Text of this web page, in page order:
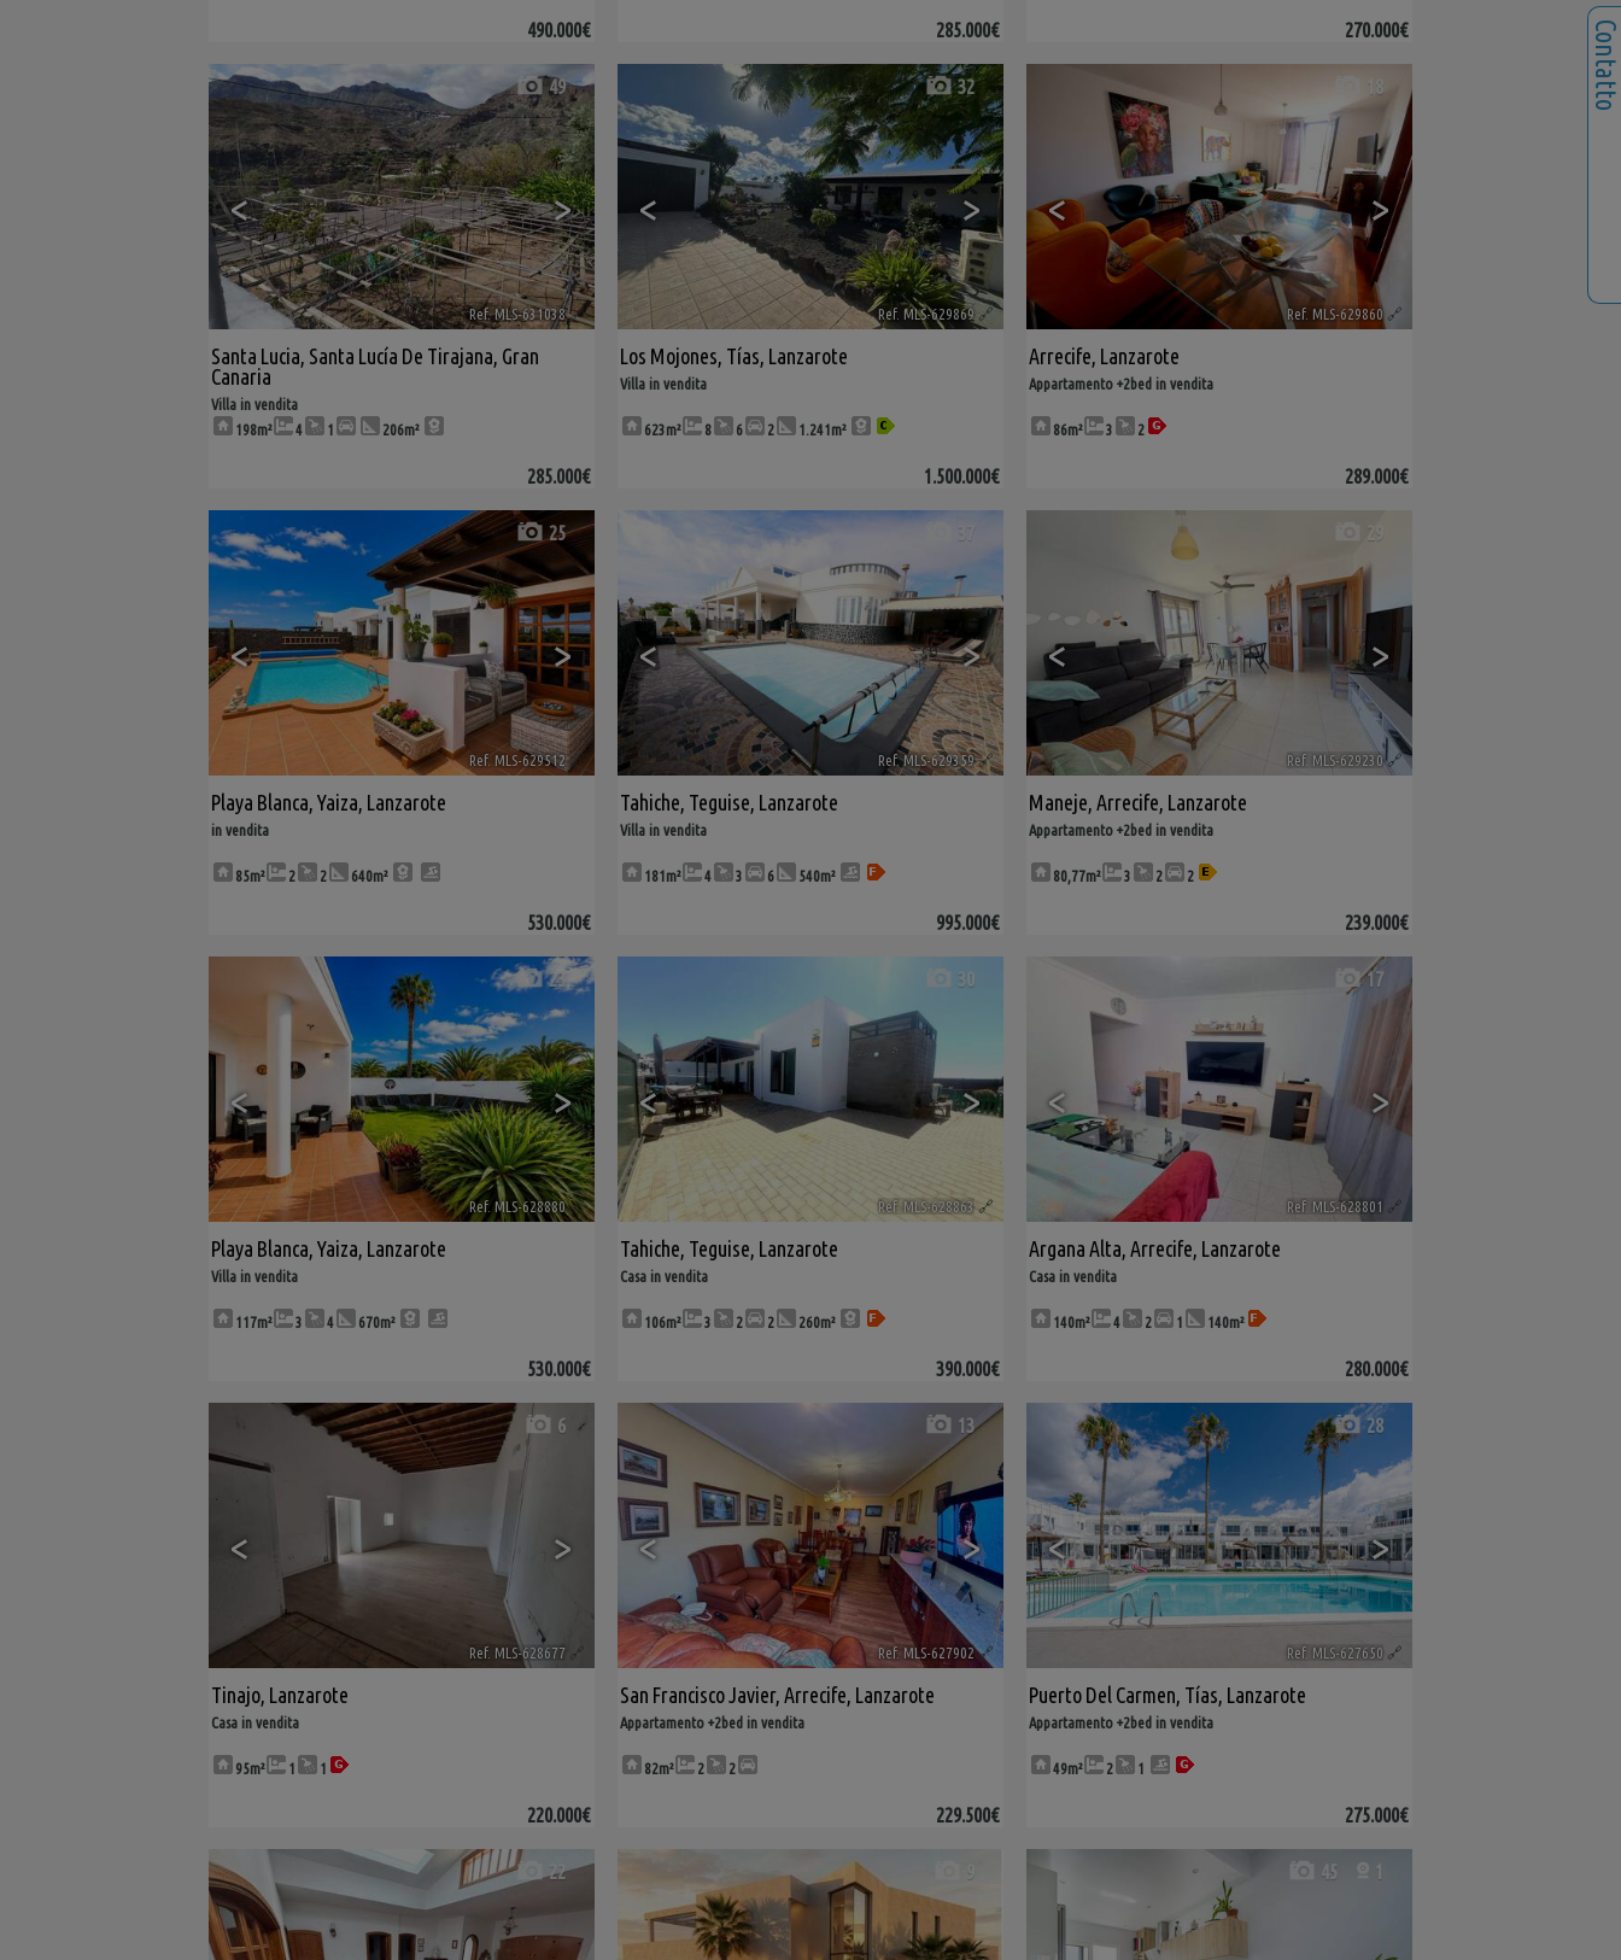
490.000€ 285.000€ 270.000€
< >
49
Ref. MLS-631038 🔗
Santa Lucia, Santa Lucía De Tirajana, Gran
Canaria
Villa in vendita
198m²
4 1 206m²
285.000€
< >
32
Ref. MLS-629869 🔗
Los Mojones, Tías, Lanzarote
Villa in vendita
623m² 8 6 2 1.241m²
1.500.000€
< >
18
Ref. MLS-629860 🔗
Arrecife, Lanzarote
Appartamento +2bed in vendita
86m² 3 2
289.000€
< >
25
Ref. MLS-629512 🔗
Playa Blanca, Yaiza, Lanzarote
in vendita
85m² 2 2 640m²
530.000€
< >
37
Ref. MLS-629359 🔗
Tahiche, Teguise, Lanzarote
Villa in vendita
181m² 4 3 6 540m²
995.000€
< >
29
Ref. MLS-629230 🔗
Maneje, Arrecife, Lanzarote
Appartamento +2bed in vendita
80,77m² 3 2 2
239.000€
< >
23
Ref. MLS-628880 🔗
Playa Blanca, Yaiza, Lanzarote
Villa in vendita
117m² 3 4 670m²
530.000€
< >
30
Ref. MLS-628863 🔗
Tahiche, Teguise, Lanzarote
Casa in vendita
106m² 3 2 2 260m²
390.000€
< >
17
Ref. MLS-628801 🔗
Argana Alta, Arrecife, Lanzarote
Casa in vendita
140m² 4 2 1 140m²
280.000€
< >
6
Ref. MLS-628677 🔗
Tinajo, Lanzarote
Casa in vendita
95m² 1 1
220.000€
< >
13
Ref. MLS-627902 🔗
San Francisco Javier, Arrecife, Lanzarote
Appartamento +2bed in vendita
82m² 2 2
229.500€
< >
28
Ref. MLS-627650 🔗
Puerto Del Carmen, Tías, Lanzarote
Appartamento +2bed in vendita
49m² 2 1
275.000€
22 9 45 1
Contatto